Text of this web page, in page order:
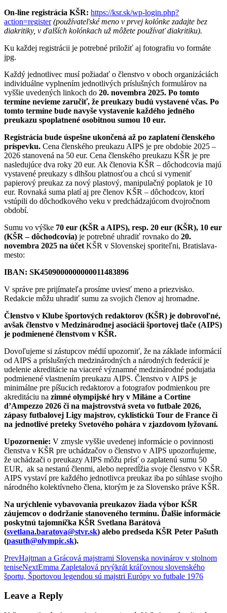
On-line registrácia KŠR: https://ksr.sk/wp-login.php?
action=register (používateľské meno v prvej kolónke zadajte bez
diakritiky, v ďalších kolónkach už môžete používať diakritiku).
Ku každej registrácii je potrebné priložiť aj fotografiu vo formáte
jpg.
Každý jednotlivec musí požiadať o členstvo v oboch organizáciách
individuálne vyplnením jednotlivých príslušných formulárov na
vyššie uvedených linkoch do 20. novembra 2025. Po tomto
termíne nevieme zaručiť, že preukazy budú vystavené včas. Po
tomto termíne bude navyše vystavenie každého jedného
preukazu spoplatnené osobitnou sumou 10 eur.
Registrácia bude úspešne ukončená až po zaplatení členského
príspevku. Cena členského preukazu AIPS je pre obdobie 2025 –
2026 stanovená na 50 eur. Cena členského preukazu KŠR je pre
nasledujúce dva roky 20 eur. Ak členovia KŠR – dôchodcovia majú
vystavené preukazy s dlhšou platnosťou a chcú si vymeniť
papierový preukaz za nový plastový, manipulačný poplatok je 10
eur. Rovnaká suma platí aj pre členov KŠR – dôchodcov, ktorí
vstúpili do dôchodkového veku v predchádzajúcom dvojročnom
období.
Sumu vo výške 70 eur (KŠR a AIPS), resp. 20 eur (KŠR), 10 eur
(KŠR – dôchodcovia) je potrebné uhradiť rovnako do 20.
novembra 2025 na účet KŠR v Slovenskej sporiteľni, Bratislava-
mesto:
IBAN: SK4509000000000011483896
V správe pre prijímateľa prosíme uviesť meno a priezvisko.
Redakcie môžu uhradiť sumu za svojich členov aj hromadne.
Členstvo v Klube športových redaktorov (KŠR) je dobrovoľné,
avšak členstvo v Medzinárodnej asociácii športovej tlače (AIPS)
je podmienené členstvom v KŠR.
Dovoľujeme si zástupcov médií upozorniť, že na základe informácií
od AIPS a príslušných medzinárodných a národných federácií je
udelenie akreditácie na viaceré významné medzinárodné podujatia
podmienené vlastnením preukazu AIPS. Členstvo v AIPS je
minimálne pre píšucich redaktorov a fotografov podmienkou pre
akreditáciu na zimné olympijské hry v Miláne a Cortine
d’Ampezzo 2026 či na majstrovstvá sveta vo futbale 2026,
zápasy futbalovej Ligy majstrov, cyklistickú Tour de France či
na jednotlivé preteky Svetového pohára v zjazdovom lyžovaní.
Upozornenie: V zmysle vyššie uvedenej informácie o povinnosti
členstva v KŠR pre uchádzačov o členstvo v AIPS upozorňujeme,
že uchádzači o preukazy AIPS môžu prísť o zaplatenú sumu 50
EUR, ak sa nestanú členmi, alebo nepredĺžia svoje členstvo v KŠR.
AIPS vystaví pre každého jednotlivca preukaz iba po súhlase svojho
národného kolektívneho člena, ktorým je za Slovensko práve KŠR.
Na urýchlenie vybavovania preukazov žiada výbor KŠR
záujemcov o dodržanie stanoveného termínu. Ďalšie informácie
poskytnú tajomníčka KŠR Svetlana Barátová
(svetlana.baratova@stvr.sk) alebo predseda KŠR Peter Pašuth
(pasuth@olympic.sk).
Post
navigation
PrevHajtman a Grácová majstrami Slovenska novinárov v stolnom
teniseNextEmma Zapletalová prvýkrát kráľovnou slovenského
športu, Športovou legendou sú majstri Európy vo futbale 1976
Leave a Reply